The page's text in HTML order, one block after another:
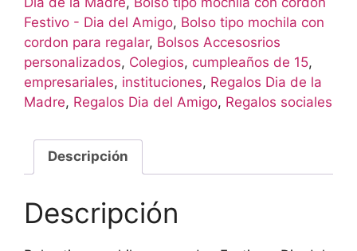
Festivo - Dia del Amigo, Bolso tipo mochila con
cordon para regalar, Bolsos Accesosrios
personalizados, Colegios, cumpleaños de 15,
empresariales, instituciones, Regalos Dia de la
Madre, Regalos Dia del Amigo, Regalos sociales
Descripción
Descripción